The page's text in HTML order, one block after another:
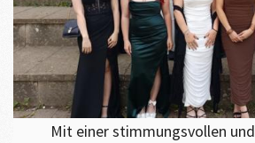
​Mit einer stimmungsvollen und